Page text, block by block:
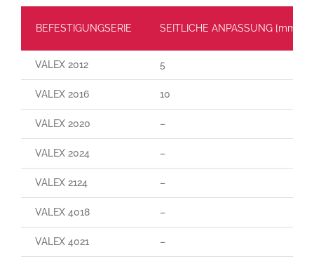
BEFESTIGUNGSERIE SEITLICHE ANPASSUNG [mm]
VALEX 2012 5
VALEX 2016 10
VALEX 2020 –
VALEX 2024 –
VALEX 2124 –
VALEX 4018 –
VALEX 4021 –